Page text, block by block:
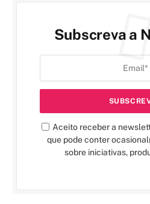
Subscreva a
Aceito receber a
que pode conter
sobre iniciativas,